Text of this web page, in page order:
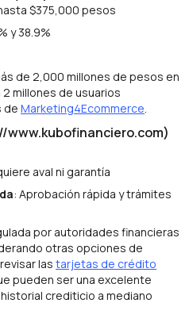
$375,000 pesos
y 38.9%
de 2,000 millones de pesos en
millones de usuarios
de Marketing4Ecommerce.
aval ni garantía
: Aprobación rápida y trámites
por autoridades financieras
otras opciones de
las tarjetas de crédito
pueden ser una excelente
crediticio a mediano